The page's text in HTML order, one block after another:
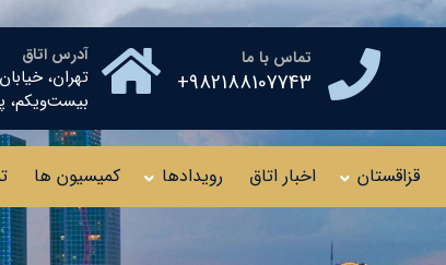
تماس با ما
982188107743+
آدرس اتاق
تهران،
بیست‌ویکم، پلاک ۱۰
قزاقستان اخبار اتاق رویدادها کمیسیون ها